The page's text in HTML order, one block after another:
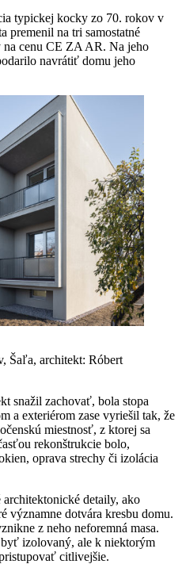
typickej kocky zo 70. rokov v
premenil na tri samostatné
cenu CE ZA AR. Na jeho
navrátiť domu jeho
Šaľa, architekt: Róbert
snažil zachovať, bola stopa
a exteriérom zase vyriešil tak, že
miestnosť, z ktorej sa
rekonštrukcie bolo,
oprava strechy či izolácia
detaily, ako
významne dotvára kresbu domu.
z neho neforemná masa.
byť izolovaný, ale k niektorým
citlivejšie.